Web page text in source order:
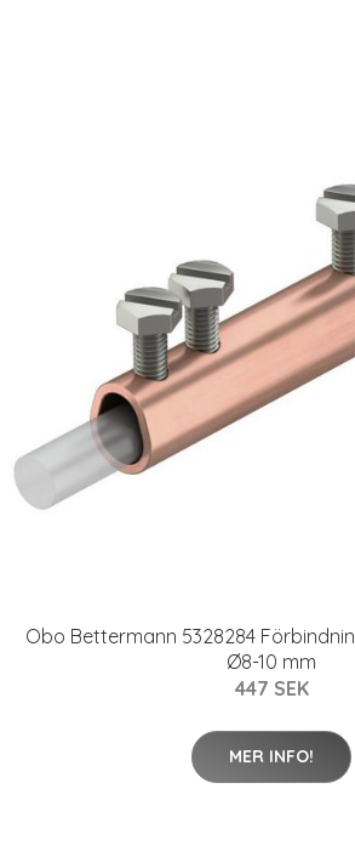
Obo Bettermann 5328284
Ø8-10 mm
447 SEK
MER INFO!